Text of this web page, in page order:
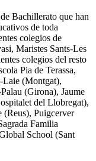
Bachillerato que han
de toda
colegios de
Maristes Sants-Les
colegios del resto
Pia de Terassa,
Laie (Montgat),
(Girona), Jaume
del Llobregat),
(Reus), Puigcerver
Familia
School (Sant